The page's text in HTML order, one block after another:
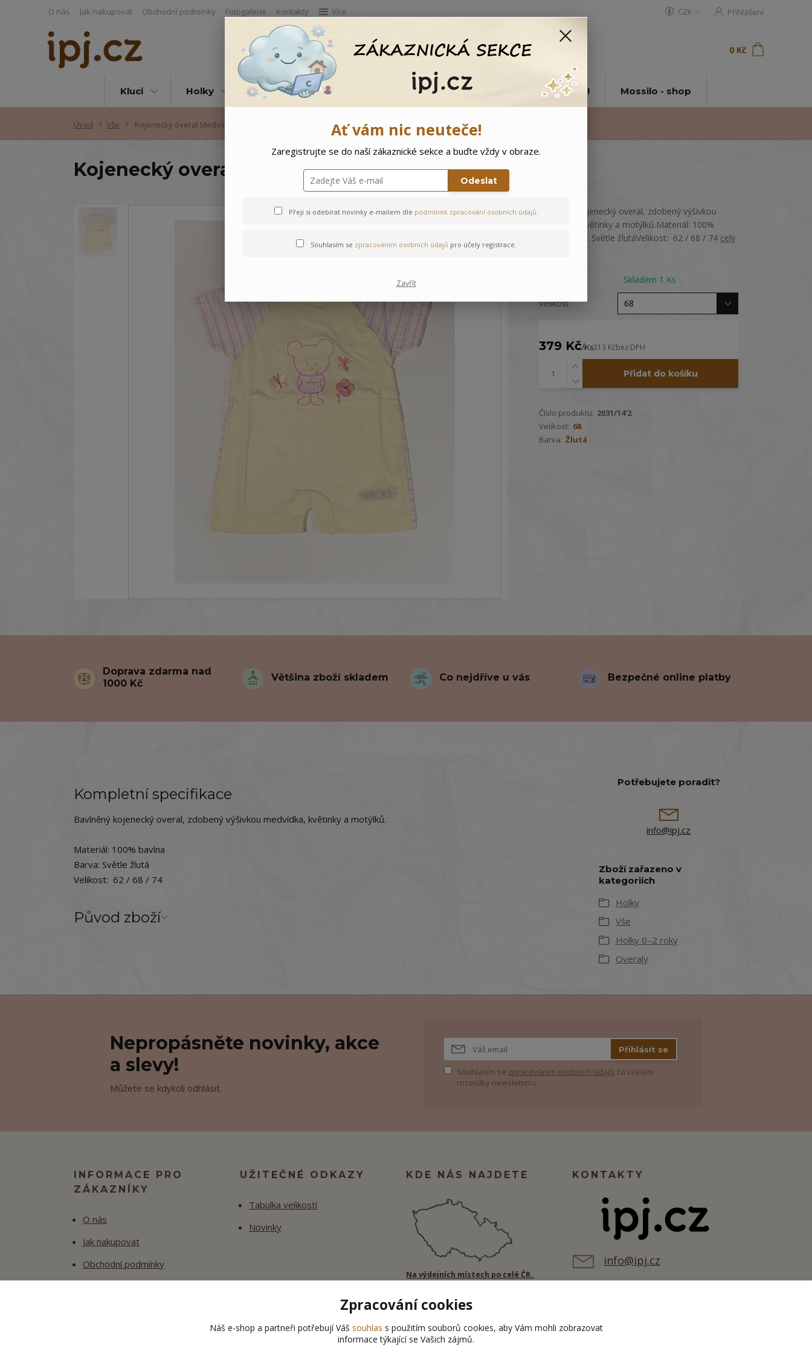
O nás Jak nakupovat Obchodní podmínky Fotogalerie Kontakty Více CZK Přihlášení
Hledat 0 Kč
Kluci Holky Vše Doprodej Ostatní 🌲 Vítejte ve světě Mossilo! Mossilo - shop
Úvod Vše Kojenecký overal Medvídek
Kojenecký overal Medvídek
Bavlněný kojenecký overal, zdobený výšivkou
medvídka, květinky a motýlků.Materiál: 100%
bavlnaBarva: Světle žlutáVelikost: 62 / 68 / 74 celý
Skladem 1 Ks
Velikost
379 Kč/Ks313 Kčbez DPH
Přidat do košíku
Číslo produktu: 2031/14'2
Velikost: 68
Barva: Žlutá
Doprava zdarma nad
1000 Kč
Většina zboží skladem Co nejdříve u vás Bezpečné online platby
Kompletní specifikace
Bavlněný kojenecký overal, zdobený výšivkou medvídka, květinky a motýlků.
Materiál: 100% bavlna
Barva: Světle žlutá
Velikost: 62 / 68 / 74
Původ zboží
Potřebujete poradit?
info@ipj.cz
Zboží zařazeno v
kategoriích
Holky
Vše
Holky 0–2 roky
Overaly
Nepropásněte novinky, akce
a slevy!
Můžete se kdykoli odhlásit.
Přihlásit se
Souhlasím se zpracováním osobních údajů za účelem
rozesílky newsletteru.
INFORMACE PRO
ZÁKAZNÍKY
O nás
Jak nakupovat
Obchodní podmínky
UŽITEČNÉ ODKAZY
Tabulka velikostí
Novinky
KDE NÁS NAJDETE
Na výdejních místech po celé ČR.
KONTAKTY
info@ipj.cz
Ať vám nic neuteče!
Zaregistrujte se do naší zákaznické sekce a buďte vždy v obraze.
Odeslat
Přeji si odebírat novinky e-mailem dle podmínek zpracování osobních údajů.
Souhlasím se zpracováním osobních údajů pro účely registrace.
Zavřít
Zpracování cookies
Náš e-shop a partneři potřebují Váš souhlas s použitím souborů cookies, aby Vám mohli zobrazovat
informace týkající se Vašich zájmů.